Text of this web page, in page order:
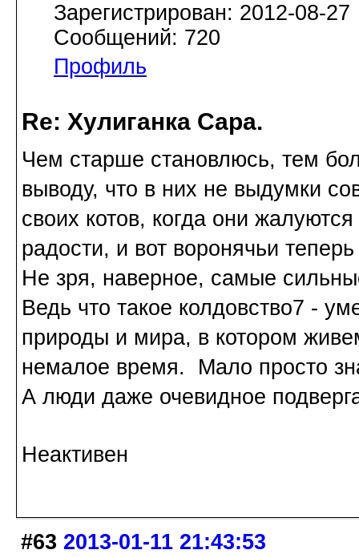
Зарегистрирован: 2012-08-27
Сообщений: 720
Профиль
Re: Хулиганка Сара.
Чем старше становлюсь, тем
выводу, что в них не выдумки
своих котов, когда они
радости, и вот воронячьи
Не зря, наверное, самые
Ведь что такое колдовство7 -
природы и мира, в котором
немалое время. Мало просто
А люди даже очевидное
Неактивен
#63 2013-01-11 21:43:53